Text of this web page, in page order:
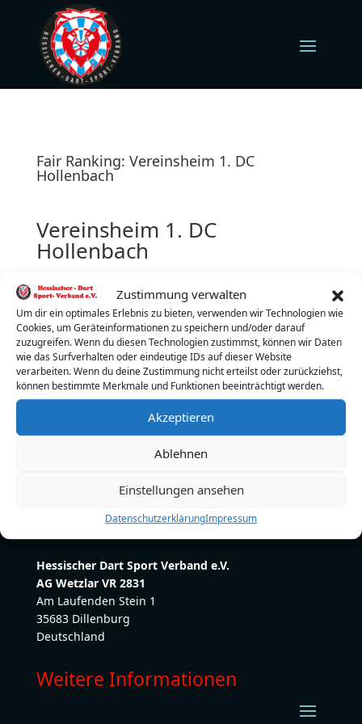
Zustimmung verwalten
Um dir ein optimales Erlebnis zu bieten, verwenden wir Technologien wie
Cookies, um Geräteinformationen zu speichern und/oder darauf
zuzugreifen. Wenn du diesen Technologien zustimmst, können wir Daten
wie das Surfverhalten oder eindeutige IDs auf dieser Website
verarbeiten. Wenn du deine Zustimmung nicht erteilst oder zurückziehst,
können bestimmte Merkmale und Funktionen beeinträchtigt werden.
Akzeptieren
Ablehnen
Einstellungen ansehen
DatenschutzerklärungImpressum
Fair Ranking: Vereinsheim 1. DC
Hollenbach
Vereinsheim 1. DC
Hollenbach
34621 Frielendorf
Freitag (jeden)
Turnierbeginn: 19:30 Uhr
Turnierleiter:Dennis Beilfuß
Telefon:0160/6362368
Hessischer Dart Sport Verband e.V.
AG Wetzlar VR 2831
Am Laufenden Stein 1
35683 Dillenburg
Deutschland
Weitere Informationen